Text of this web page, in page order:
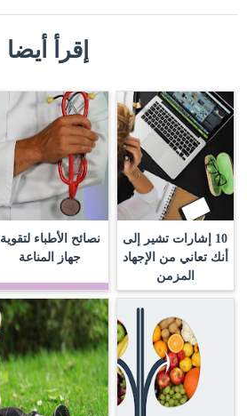
إقرأ أيضا
10 إشارات تشير إلى
أنك تعاني من الإجهاد
المزمن
نصائح الأطباء لتقوية
جهاز المناعة